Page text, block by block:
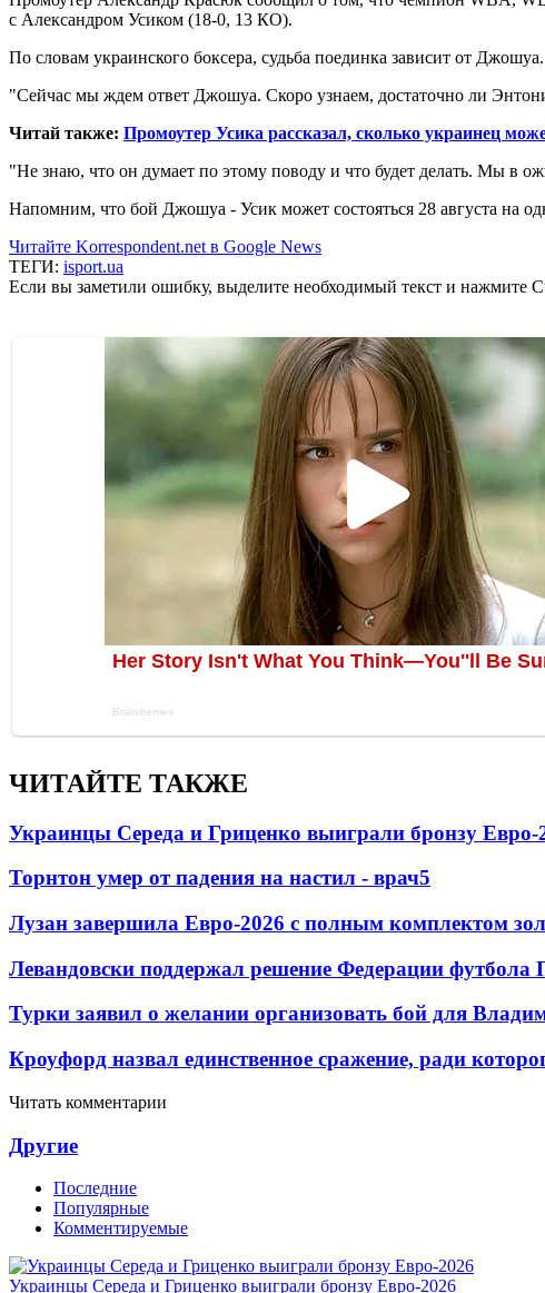
с Александром Усиком (18-0, 13 КО).
По словам украинского боксера, судьба поединка зависит от Джошуа.
"Сейчас мы ждем ответ Джошуа. Скоро узнаем, достаточно ли
Читай также: Промоутер Усика рассказал, сколько украинец
"Не знаю, что он думает по этому поводу и что будет делать. Мы в
Напомним, что бой Джошуа - Усик может состояться 28 августа на
Читайте Korrespondent.net в Google News
ТЕГИ: isport.ua
Если вы заметили ошибку, выделите необходимый текст и нажмите
ЧИТАЙТЕ ТАКЖЕ
Украинцы Середа и Гриценко выиграли бронзу Евро-
Торнтон умер от падения на настил - врач5
Лузан завершила Евро-2026 с полным комплектом
Левандовски поддержал решение Федерации
Турки заявил о желании организовать бой для
Кроуфорд назвал единственное сражение, ради
Читать комментарии
Другие
Последние
Популярные
Комментируемые
Украинцы Середа и Гриценко выиграли бронзу Евро-2026